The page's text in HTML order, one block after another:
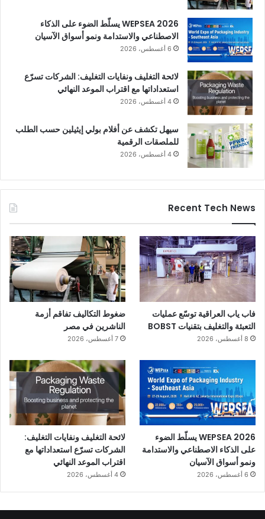
WEPSEA 2026 يسلّط الضوء على الذكاء
الاصطناعي والاستدامة ونمو أسواق الآسيان
6 أغسطس، 2026
لائحة التغليف ونفايات التغليف: الشركات تسرّع
استعداداتها مع اقتراب الموعد النهائي
4 أغسطس، 2026
سيهل تكشف عن أفلام بولي إيثيلين حسب الطلب
للملصقات الرقمية
4 أغسطس، 2026
Recent Tech News
فاب ياب العراقية توسّع عمليات
التعبئة والتغليف بتقنيات BOBST
8 أغسطس، 2026
ضغوط التكاليف تفاقم أزمة
الناشرين في مصر
7 أغسطس، 2026
WEPSEA 2026 يسلّط الضوء
على الذكاء الاصطناعي والاستدامة
ونمو أسواق الآسيان
6 أغسطس، 2026
لائحة التغليف ونفايات التغليف:
الشركات تسرّع استعداداتها مع
اقتراب الموعد النهائي
4 أغسطس، 2026